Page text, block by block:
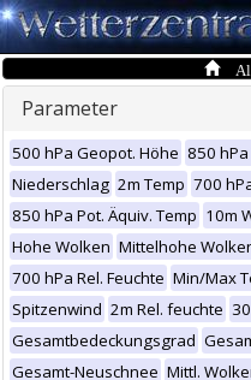
Parameter
500 hPa Geopot. Höhe 850
Niederschlag 2m Temp 700
850 hPa Pot. Äquiv. Temp 10m
Hohe Wolken Mittelhohe
700 hPa Rel. Feuchte Min/Max
Spitzenwind 2m Rel. feuchte
Gesamtbedeckungsgrad
Gesamt-Neuschnee Mittl.